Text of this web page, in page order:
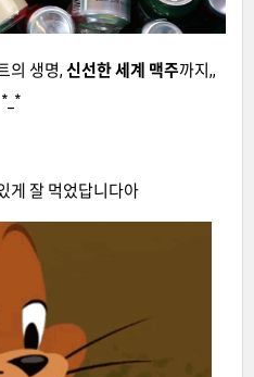
의 생명, 신선한 세계 맥주까지,,
*_*
게 잘 먹었답니다아